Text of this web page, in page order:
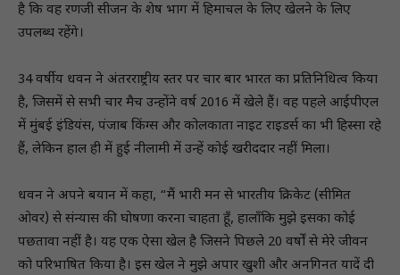
है कि वह रणजी सीजन के शेष भाग में हिमाचल के लिए खेलने के लिए
उपलब्ध रहेंगे।
34 वर्षीय धवन ने अंतरराष्ट्रीय स्तर पर चार बार भारत का प्रतिनिधित्व किया
है, जिसमें से सभी चार मैच उन्होंने वर्ष 2016 में खेले हैं। वह पहले आईपीएल
में मुंबई इंडियंस, पंजाब किंग्स और कोलकाता नाइट राइडर्स का भी हिस्सा रहे
हैं, लेकिन हाल ही में हुई नीलामी में उन्हें कोई खरीददार नहीं मिला।
धवन ने अपने बयान में कहा, “मैं भारी मन से भारतीय क्रिकेट (सीमित
ओवर) से संन्यास की घोषणा करना चाहता हूँ, हालाँकि मुझे इसका कोई
पछतावा नहीं है। यह एक ऐसा खेल है जिसने पिछले 20 वर्षों से मेरे जीवन
को परिभाषित किया है। इस खेल ने मुझे अपार खुशी और अनगिनत यादें दी